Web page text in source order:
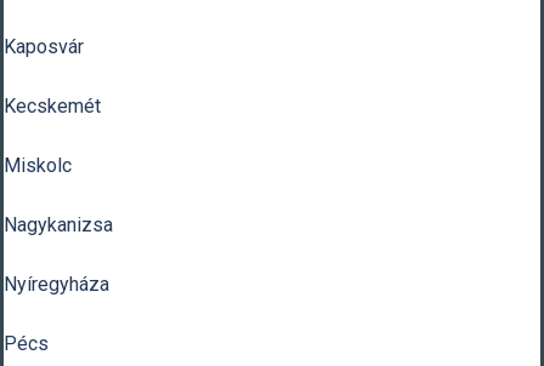
Kaposvár
Kecskemét
Miskolc
Nagykanizsa
Nyíregyháza
Pécs